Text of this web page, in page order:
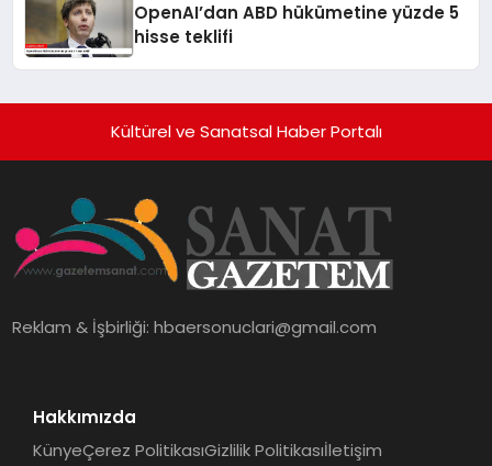
OpenAI’dan ABD hükümetine yüzde 5
hisse teklifi
Kültürel ve Sanatsal Haber Portalı
Reklam & İşbirliği:hbaersonuclari@gmail.com
Hakkımızda
KünyeÇerez PolitikasıGizlilik Politikasıİletişim